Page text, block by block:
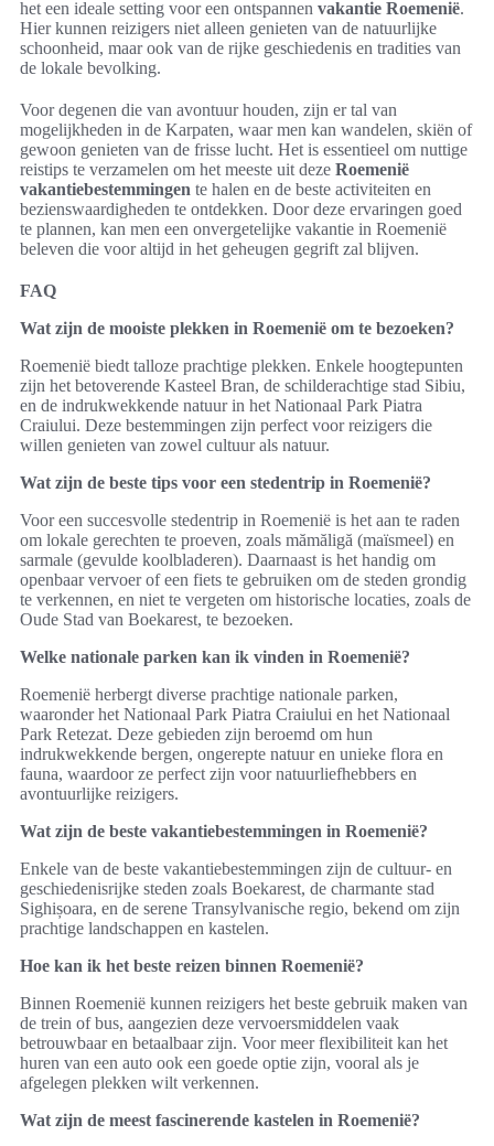
het een ideale setting voor een ontspannen vakantie Roemenië.
Hier kunnen reizigers niet alleen genieten van de natuurlijke
schoonheid, maar ook van de rijke geschiedenis en tradities van
de lokale bevolking.
Voor degenen die van avontuur houden, zijn er tal van
mogelijkheden in de Karpaten, waar men kan wandelen, skiën of
gewoon genieten van de frisse lucht. Het is essentieel om nuttige
reistips te verzamelen om het meeste uit deze Roemenië
vakantiebestemmingen te halen en de beste activiteiten en
bezienswaardigheden te ontdekken. Door deze ervaringen goed
te plannen, kan men een onvergetelijke vakantie in Roemenië
beleven die voor altijd in het geheugen gegrift zal blijven.
FAQ
Wat zijn de mooiste plekken in Roemenië om te bezoeken?
Roemenië biedt talloze prachtige plekken. Enkele hoogtepunten
zijn het betoverende Kasteel Bran, de schilderachtige stad Sibiu,
en de indrukwekkende natuur in het Nationaal Park Piatra
Craiului. Deze bestemmingen zijn perfect voor reizigers die
willen genieten van zowel cultuur als natuur.
Wat zijn de beste tips voor een stedentrip in Roemenië?
Voor een succesvolle stedentrip in Roemenië is het aan te raden
om lokale gerechten te proeven, zoals mămăligă (maïsmeel) en
sarmale (gevulde koolbladeren). Daarnaast is het handig om
openbaar vervoer of een fiets te gebruiken om de steden grondig
te verkennen, en niet te vergeten om historische locaties, zoals de
Oude Stad van Boekarest, te bezoeken.
Welke nationale parken kan ik vinden in Roemenië?
Roemenië herbergt diverse prachtige nationale parken,
waaronder het Nationaal Park Piatra Craiului en het Nationaal
Park Retezat. Deze gebieden zijn beroemd om hun
indrukwekkende bergen, ongerepte natuur en unieke flora en
fauna, waardoor ze perfect zijn voor natuurliefhebbers en
avontuurlijke reizigers.
Wat zijn de beste vakantiebestemmingen in Roemenië?
Enkele van de beste vakantiebestemmingen zijn de cultuur- en
geschiedenisrijke steden zoals Boekarest, de charmante stad
Sighișoara, en de serene Transylvanische regio, bekend om zijn
prachtige landschappen en kastelen.
Hoe kan ik het beste reizen binnen Roemenië?
Binnen Roemenië kunnen reizigers het beste gebruik maken van
de trein of bus, aangezien deze vervoersmiddelen vaak
betrouwbaar en betaalbaar zijn. Voor meer flexibiliteit kan het
huren van een auto ook een goede optie zijn, vooral als je
afgelegen plekken wilt verkennen.
Wat zijn de meest fascinerende kastelen in Roemenië?